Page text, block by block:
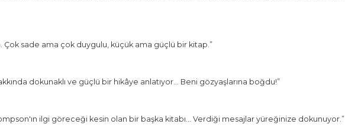
sade ama çok duygulu, küçük ama güçlü bir kitap.”
dokunaklı ve güçlü bir hikâye anlatıyor... Beni gözyaşlarına boğdu!”
ilgi göreceği kesin olan bir başka kitabı... Verdiği mesajlar yüreğinize dokunuyor.”